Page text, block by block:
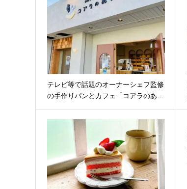
テレビ等で話題のオーナーシェフ監修
の手作りパンとカフェ「コアラのあ…